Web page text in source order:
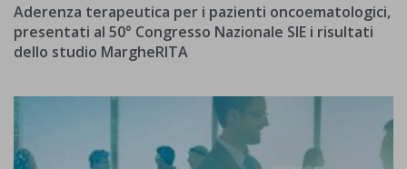
Aderenza terapeutica per i pazienti oncoematologici,
presentati al 50° Congresso Nazionale SIE i risultati
dello studio MargheRITA